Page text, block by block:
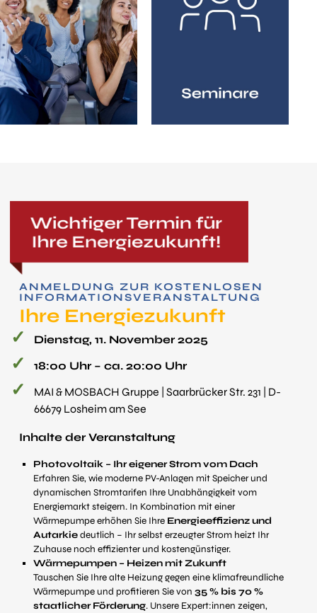
ANMELDUNG ZUR KOSTEN­LOSEN
INFORMATIONS­VERANSTALTUNG
Ihre Energie­zukunft
Dienstag, 11. November 2025
18:00 Uhr – ca. 20:00 Uhr
MAI & MOSBACH Gruppe | Saarbrücker Str. 231 | D-
66679 Losheim am See
Inhalte der Veranstaltung
Photovoltaik – Ihr eigener Strom vom Dach
Erfahren Sie, wie moderne PV-Anlagen mit Speicher und
dynamischen Stromtarifen Ihre Unabhängigkeit vom
Energiemarkt steigern. In Kombination mit einer
Wärmepumpe erhöhen Sie Ihre Energieeffizienz und
Autarkiedeutlich – Ihr selbst erzeugter Strom heizt Ihr
Zuhause noch effizienter und kostengünstiger.
Wärmepumpen – Heizen mit Zukunft
Tauschen Sie Ihre alte Heizung gegen eine klimafreundliche
Wärmepumpe und profitieren Sie von35 % bis 70 %
staatlicher Förderung. Unsere Expert:innen zeigen,